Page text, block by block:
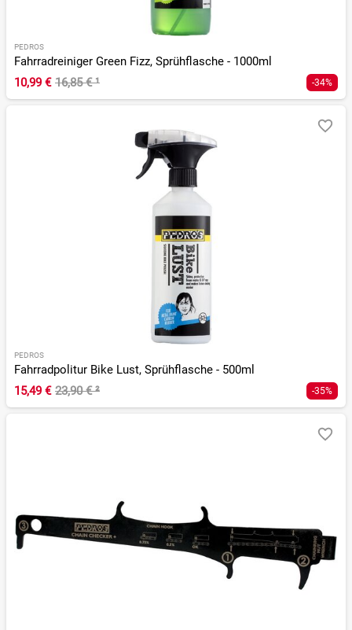
PEDROS
Fahrradreiniger Green Fizz, Sprühflasche - 1000ml
10,99 € 16,85 €¹ -34%
PEDROS
Fahrradpolitur Bike Lust, Sprühflasche - 500ml
15,49 € 23,90 €² -35%